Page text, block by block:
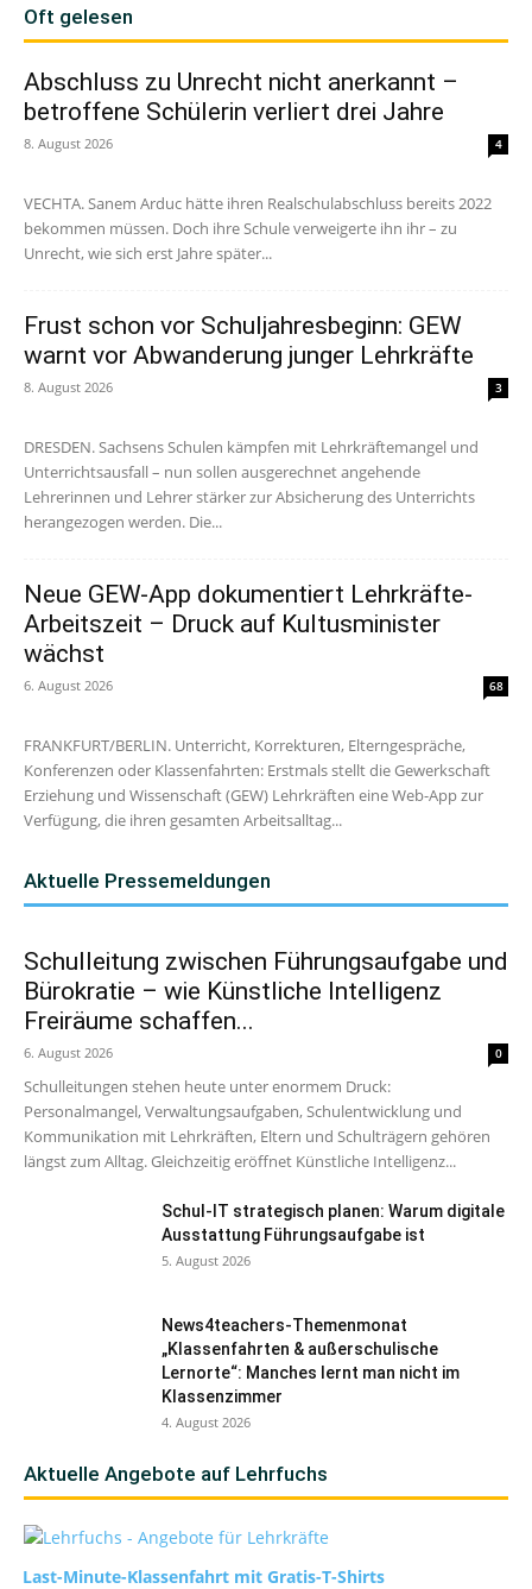
Oft gelesen
Abschluss zu Unrecht nicht anerkannt –
betroffene Schülerin verliert drei Jahre
8. August 2026 4
VECHTA. Sanem Arduc hätte ihren Realschulabschluss bereits 2022
bekommen müssen. Doch ihre Schule verweigerte ihn ihr – zu
Unrecht, wie sich erst Jahre später...
Frust schon vor Schuljahresbeginn: GEW
warnt vor Abwanderung junger Lehrkräfte
8. August 2026 3
DRESDEN. Sachsens Schulen kämpfen mit Lehrkräftemangel und
Unterrichtsausfall – nun sollen ausgerechnet angehende
Lehrerinnen und Lehrer stärker zur Absicherung des Unterrichts
herangezogen werden. Die...
Neue GEW-App dokumentiert Lehrkräfte-
Arbeitszeit – Druck auf Kultusminister
wächst
6. August 2026 68
FRANKFURT/BERLIN. Unterricht, Korrekturen, Elterngespräche,
Konferenzen oder Klassenfahrten: Erstmals stellt die Gewerkschaft
Erziehung und Wissenschaft (GEW) Lehrkräften eine Web-App zur
Verfügung, die ihren gesamten Arbeitsalltag...
Aktuelle Pressemeldungen
Schulleitung zwischen Führungsaufgabe und
Bürokratie – wie Künstliche Intelligenz
Freiräume schaffen...
6. August 2026 0
Schulleitungen stehen heute unter enormem Druck:
Personalmangel, Verwaltungsaufgaben, Schulentwicklung und
Kommunikation mit Lehrkräften, Eltern und Schulträgern gehören
längst zum Alltag. Gleichzeitig eröffnet Künstliche Intelligenz...
Schul-IT strategisch planen: Warum digitale
Ausstattung Führungsaufgabe ist
5. August 2026
News4teachers-Themenmonat
„Klassenfahrten & außerschulische
Lernorte“: Manches lernt man nicht im
Klassenzimmer
4. August 2026
Aktuelle Angebote auf Lehrfuchs
Last-Minute-Klassenfahrt mit Gratis-T-Shirts